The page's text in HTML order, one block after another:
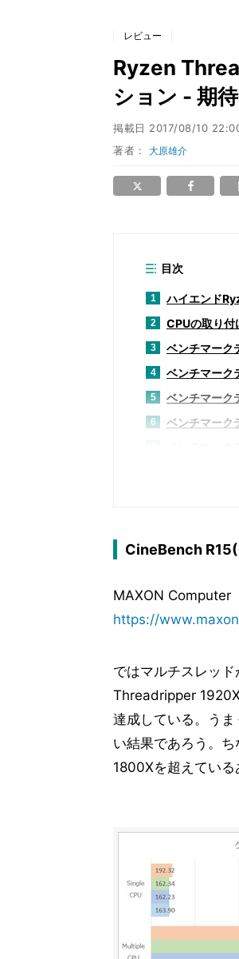
レビュー
Ryzen
ション - 期
掲載日 2017/08/10
著者：大原雄介
目次
1 ハイエンド
2 CPUの取り付
3 ベンチマーク
4 ベンチマーク
5 ベンチマーク
6 ベンチマーク
11 ベンチマーク
13 ベンチマーク
14 ベンチマーク
16 ベンチマー
17 ベンチマーク
18 まとめと考察
CineBench
MAXON Computer
https://
ではマルチスレッ
Threadripper
達成している。う
い結果であろう。
1800Xを超えている